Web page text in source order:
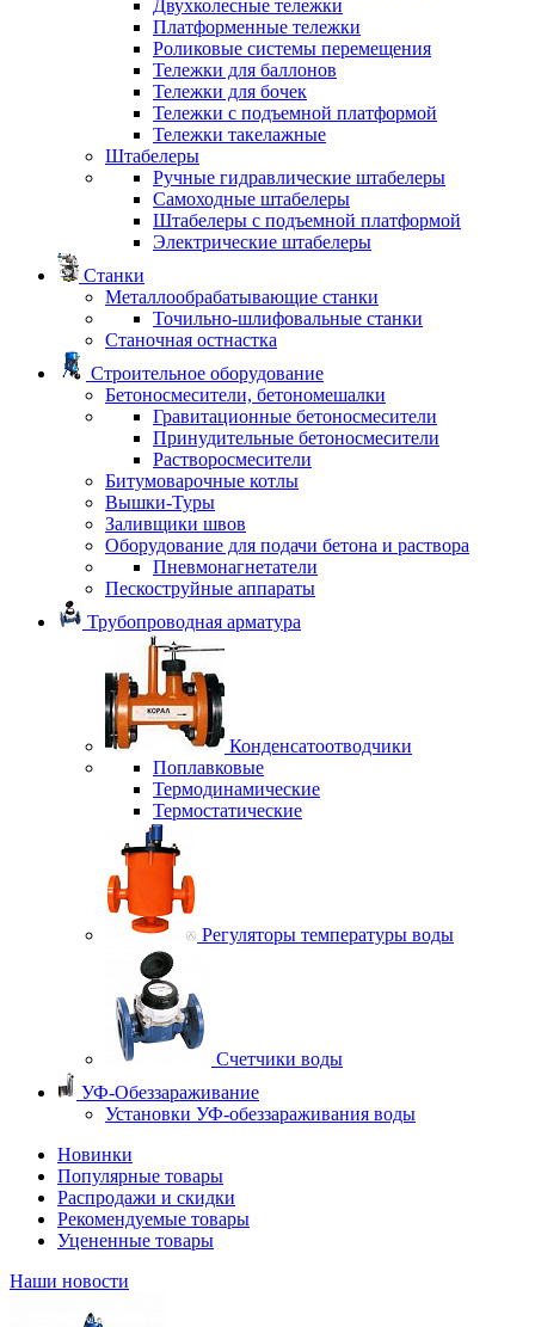
Двухколесные тележки
Платформенные тележки
Роликовые системы перемещения
Тележки для баллонов
Тележки для бочек
Тележки с подъемной платформой
Тележки такелажные
Штабелеры
Ручные гидравлические штабелеры
Самоходные штабелеры
Штабелеры с подъемной платформой
Электрические штабелеры
Станки
Металлообрабатывающие станки
Точильно-шлифовальные станки
Станочная остнастка
Строительное оборудование
Бетоносмесители, бетономешалки
Гравитационные бетоносмесители
Принудительные бетоносмесители
Растворосмесители
Битумоварочные котлы
Вышки-Туры
Заливщики швов
Оборудование для подачи бетона и раствора
Пневмонагнетатели
Пескоструйные аппараты
Трубопроводная арматура
Конденсатоотводчики
Поплавковые
Термодинамические
Термостатические
Регуляторы температуры воды
Счетчики воды
УФ-Обеззараживание
Установки УФ-обеззараживания воды
Новинки
Популярные товары
Распродажи и скидки
Рекомендуемые товары
Уцененные товары
Наши новости